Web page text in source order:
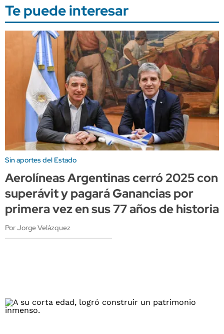
Te puede interesar
Sin aportes del Estado
Aerolíneas Argentinas cerró 2025 con
superávit y pagará Ganancias por
primera vez en sus 77 años de historia
Por Jorge Velázquez